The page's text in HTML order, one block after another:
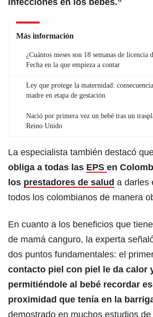
Más información
¿Cuántos meses son 18 semanas de licencia
Fecha en la que empieza a contar
Ley que protege la maternidad:
madre en etapa de gestación
Nació por primera vez un bebé tras un
Reino Unido
La especialista también destacó
obliga a todas las EPS en
los prestadores de salud a darles
todos los colombianos de manera
En cuanto a los beneficios que
de mamá canguro, la experta
dos puntos fundamentales: el
contacto piel con piel le da calor
permitiéndole al bebé recordar
proximidad que tenía en la
demostrado en muchos estudios